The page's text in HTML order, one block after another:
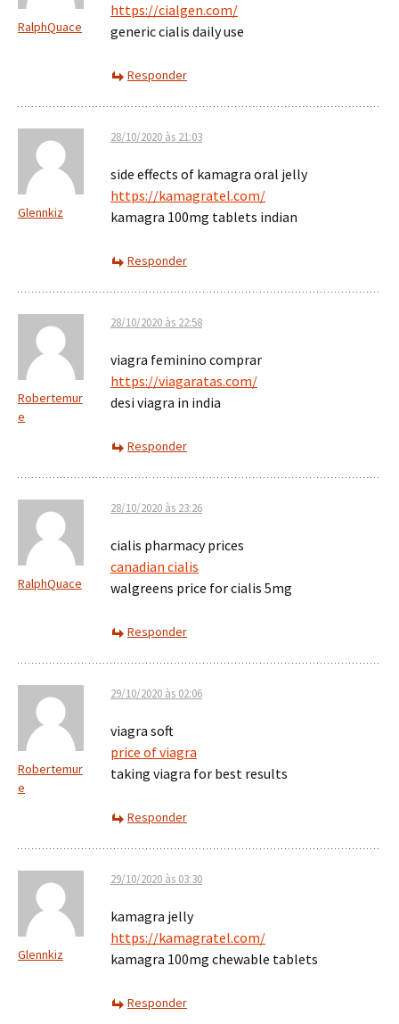
RalphQuace
https://cialgen.com/
generic cialis daily use
Responder
Glennkiz
28/10/2020 às 21:03
side effects of kamagra oral jelly
https://kamagratel.com/
kamagra 100mg tablets indian
Responder
Robertemur
e
28/10/2020 às 22:58
viagra feminino comprar
https://viagaratas.com/
desi viagra in india
Responder
RalphQuace
28/10/2020 às 23:26
cialis pharmacy prices
canadian cialis
walgreens price for cialis 5mg
Responder
Robertemur
e
29/10/2020 às 02:06
viagra soft
price of viagra
taking viagra for best results
Responder
Glennkiz
29/10/2020 às 03:30
kamagra jelly
https://kamagratel.com/
kamagra 100mg chewable tablets
Responder